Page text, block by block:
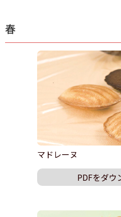
春
マドレーヌ
PDFをダウ